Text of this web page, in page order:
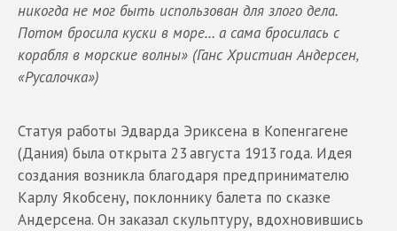
никогда не мог быть использован для злого дела.
Потом бросила куски в море… а сама бросилась с
корабля в морские волны» (Ганс Христиан Андерсен,
«Русалочка»)
Статуя работы Эдварда Эриксена в Копенгагене
(Дания) была открыта 23 августа 1913 года. Идея
создания возникла благодаря предпринимателю
Карлу Якобсену, поклоннику балета по сказке
Андерсена. Он заказал скульптуру, вдохновившись